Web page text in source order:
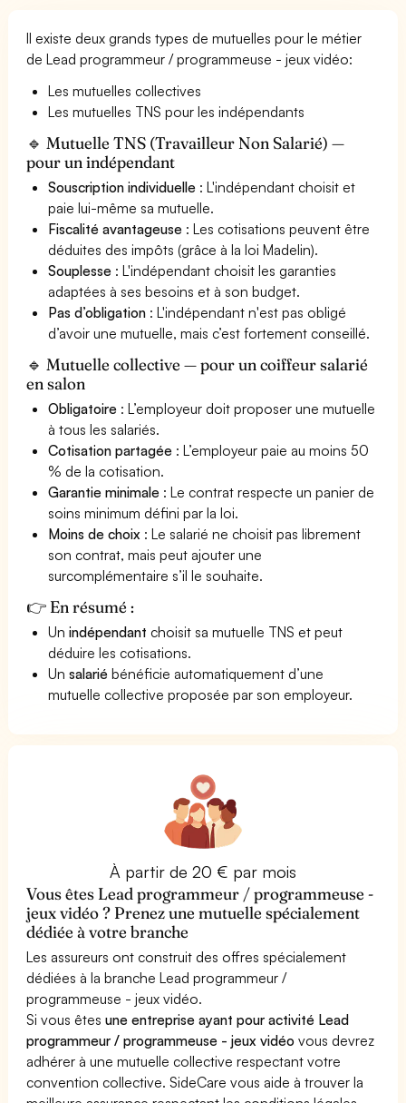
Il existe deux grands types de mutuelles pour le métier
de Lead programmeur / programmeuse - jeux vidéo:
Les mutuelles collectives
Les mutuelles TNS pour les indépendants
🔹 Mutuelle TNS (Travailleur Non Salarié) —
pour un indépendant
Souscription individuelle : L'indépendant choisit et
paie lui-même sa mutuelle.
Fiscalité avantageuse : Les cotisations peuvent être
déduites des impôts (grâce à la loi Madelin).
Souplesse : L'indépendant choisit les garanties
adaptées à ses besoins et à son budget.
Pas d’obligation : L'indépendant n'est pas obligé
d’avoir une mutuelle, mais c’est fortement conseillé.
🔹 Mutuelle collective — pour un coiffeur salarié
en salon
Obligatoire : L’employeur doit proposer une mutuelle
à tous les salariés.
Cotisation partagée : L’employeur paie au moins 50
% de la cotisation.
Garantie minimale : Le contrat respecte un panier de
soins minimum défini par la loi.
Moins de choix : Le salarié ne choisit pas librement
son contrat, mais peut ajouter une
surcomplémentaire s’il le souhaite.
👉 En résumé :
Unindépendant choisit sa mutuelle TNS et peut
déduire les cotisations.
Unsalarié bénéficie automatiquement d’une
mutuelle collective proposée par son employeur.
À partir de 20 € par mois
Vous êtes Lead programmeur / programmeuse -
jeux vidéo ? Prenez une mutuelle spécialement
dédiée à votre branche
Les assureurs ont construit des offres spécialement
dédiées à la branche Lead programmeur /
programmeuse - jeux vidéo.
Si vous êtesune entreprise ayant pour activité Lead
programmeur / programmeuse - jeux vidéo vous devrez
adhérer à une mutuelle collective respectant votre
convention collective. SideCare vous aide à trouver la